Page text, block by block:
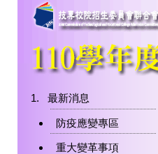
最新消息
防疫應變專區
重大變革事項